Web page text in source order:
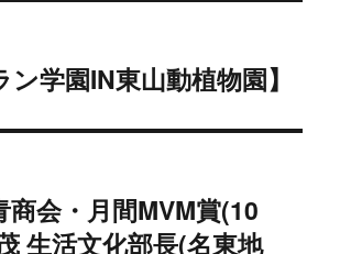
ン学園IN東山動植物園】
商会・月間MVM賞(10
生活文化部長(名東地